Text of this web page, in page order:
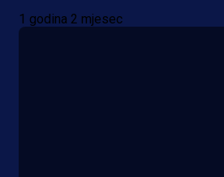
1 godina 2 mjesec